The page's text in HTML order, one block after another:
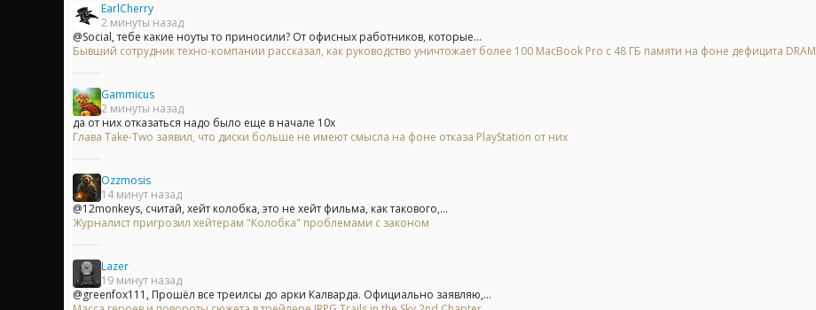
EarlCherry
2 минуты назад
@Social, тебе какие ноуты то приносили? От офисных работников, которые...
Бывший сотрудник техно-компании рассказал, как руководство уничтожает более 100 MacBook Pro с 48 ГБ памяти на фоне дефицита DRAM
Gammicus
2 минуты назад
да от них отказаться надо было еще в начале 10х
Глава Take-Two заявил, что диски больше не имеют смысла на фоне отказа PlayStation от них
Ozzmosis
14 минут назад
@12monkeys, считай, хейт колобка, это не хейт фильма, как такового,...
Журналист пригрозил хейтерам "Колобка" проблемами с законом
Lazer
19 минут назад
@greenfox111, Прошёл все треилсы до арки Калварда. Официально заявляю,...